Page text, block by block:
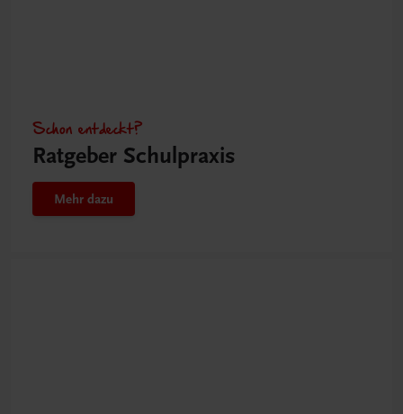
Schon entdeckt?
Ratgeber Schulpraxis
Mehr dazu